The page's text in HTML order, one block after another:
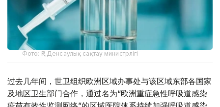
Фото: ҚР Денсаулық сақтау министрлігі
过去几年间，世卫组织欧洲区域办事处与该区域东部各国家
及地区卫生部门合作，通过名为“欧洲重症急性呼吸道感染